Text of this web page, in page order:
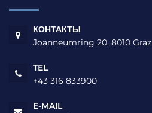
КОНТАКТЫ
Joanneumring 20, 8010 Graz
TEL
+43 316 833900
E-MAIL